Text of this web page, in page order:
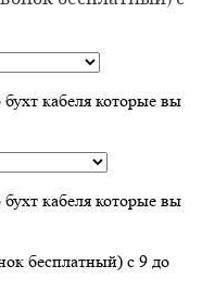
кабеля которые вы
кабеля которые вы
бесплатный) с 9 до